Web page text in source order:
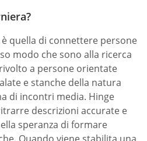
è quella di connettere persone
modo che sono alla ricerca
a persone orientate
e stanche della natura
di incontri media. Hinge
descrizioni accurate e
speranza di formare